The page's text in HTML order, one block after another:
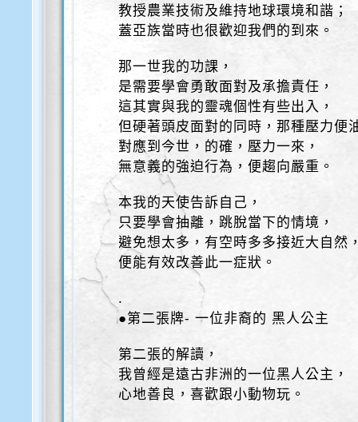
教授農業技術及維持地球環境和諧；
蓋亞族當時也很歡迎我們的到來。
那一世我的功課，
是需要學會勇敢面對及承擔責任，
這其實與我的靈魂個性有些出入，
但硬著頭皮面對的同時，那種壓力便
對應到今世，的確，壓力一來，
無意義的強迫行為，便趨向嚴重。
本我的天使告訴自己，
只要學會抽離，跳脫當下的情境，
避免想太多，有空時多多接近大自然
便能有效改善此一症狀。
.
●第二張牌- 一位非裔的 黑人公主
第二張的解讀，
我曾經是遠古非洲的一位黑人公主，
心地善良，喜歡跟小動物玩。